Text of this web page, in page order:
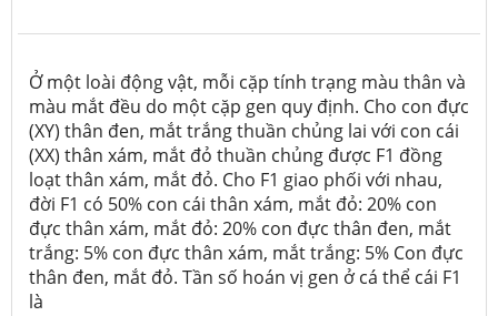
Ở một loài động vật, mỗi cặp tính trạng màu thân và
màu mắt đều do một cặp gen quy định. Cho con đực
(XY) thân đen, mắt trắng thuần chủng lai với con cái
(XX) thân xám, mắt đỏ thuần chủng được F1 đồng
loạt thân xám, mắt đỏ. Cho F1 giao phối với nhau,
đời F1 có 50% con cái thân xám, mắt đỏ: 20% con
đực thân xám, mắt đỏ: 20% con đực thân đen, mắt
trắng: 5% con đực thân xám, mắt trắng: 5% Con đực
thân đen, mắt đỏ. Tần số hoán vị gen ở cá thể cái F1
là